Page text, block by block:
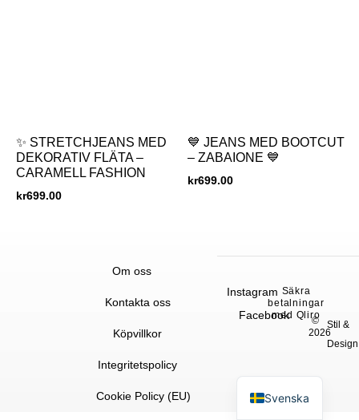
✨ STRETCHJEANS MED
DEKORATIV FLÄTA –
CARAMELL FASHION
kr699.00
💙 JEANS MED BOOTCUT
– ZABAIONE 💙
kr699.00
Om oss
Kontakta oss
Köpvillkor
Integritetspolicy
Cookie Policy (EU)
©
2026
Stil &
Design
Instagram
Facebook
Säkra
betalningar
med Qliro
Svenska